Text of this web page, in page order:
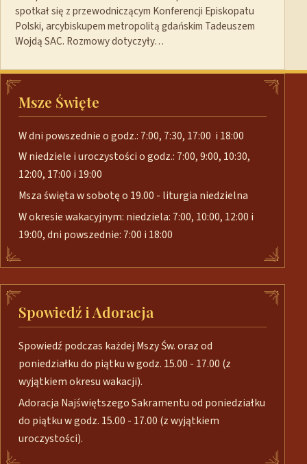
spotkał się z przewodniczącym Konferencji Episkopatu
Polski, arcybiskupem metropolitą gdańskim Tadeuszem
Wojdą SAC. Rozmowy dotyczyły…
Msze Święte
W dni powszednie o godz.: 7:00, 7:30, 17:00 i 18:00
W niedziele i uroczystości o godz.: 7:00, 9:00, 10:30,
12:00, 17:00 i 19:00
Msza święta w sobotę o 19.00 - liturgia niedzielna
W okresie wakacyjnym: niedziela: 7:00, 10:00, 12:00 i
19:00, dni powszednie: 7:00 i 18:00
Spowiedź i Adoracja
Spowiedź podczas każdej Mszy Św. oraz od
poniedziałku do piątku w godz. 15.00 - 17.00 (z
wyjątkiem okresu wakacji).
Adoracja Najświętszego Sakramentu od poniedziałku
do piątku w godz. 15.00 - 17.00 (z wyjątkiem
uroczystości).